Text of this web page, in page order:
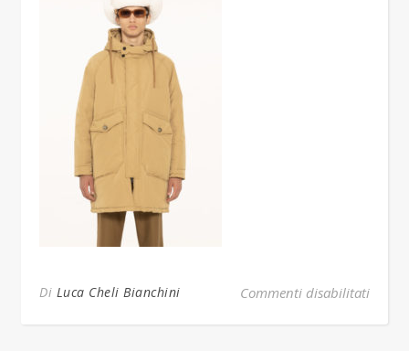
Di Luca Cheli Bianchini Commenti disabilitatisu off